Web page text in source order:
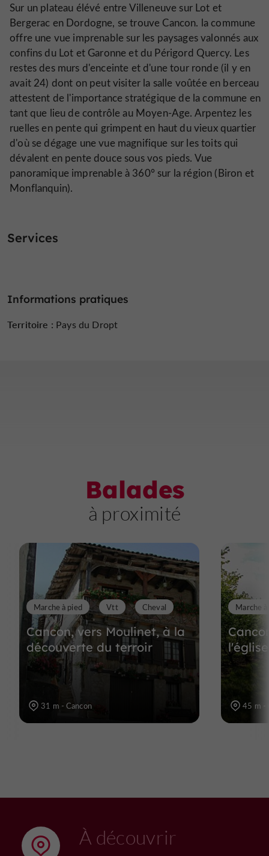
Sur un plateau élévé entre Villeneuve sur Lot et
Bergerac en Dordogne, se trouve Cancon. la commune
offre une vue imprenable sur les paysages valonnés aux
confins du Lot et Garonne et du Périgord Quercy. Les
restes des murs d'enceinte et d'une tour ronde (il y en
avait 24) dont on peut visiter la salle voûtée en berceau
attestent de l'importance stratégique de la commune en
tant que lieu de contrôle au Moyen-Age. Arpentez les
ruelles en pente qui grimpent en haut du vieux quartier
d'où se dégage une vue magnifique sur les toits qui
dévalent en pente douce sous vos pieds. Vue
panoramique imprenable à 360° sur la région (Biron et
Monflanquin).
Services
Informations pratiques
Territoire : Pays du Dropt
Balades
à proximité
Cancon, vers Moulinet, à la
découverte du terroir
Marche à pied Vtt Cheval
31 m - Cancon
Marche
45 m -
À découvrir